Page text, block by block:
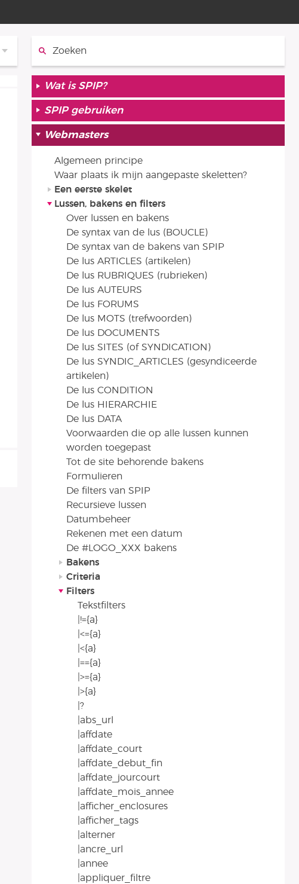
Wat is SPIP?
SPIP gebruiken
Webmasters
Algemeen principe
Waar plaats ik mijn aangepaste skeletten?
Een eerste skelet
Lussen, bakens en filters
Over lussen en bakens
De syntax van de lus (BOUCLE)
De syntax van de bakens van SPIP
De lus ARTICLES (artikelen)
De lus RUBRIQUES (rubrieken)
De lus AUTEURS
De lus FORUMS
De lus MOTS (trefwoorden)
De lus DOCUMENTS
De lus SITES (of SYNDICATION)
De lus SYNDIC_ARTICLES (gesyndiceerde
artikelen)
De lus CONDITION
De lus HIERARCHIE
De lus DATA
Voorwaarden die op alle lussen kunnen
worden toegepast
Tot de site behorende bakens
Formulieren
De filters van SPIP
Recursieve lussen
Datumbeheer
Rekenen met een datum
De #LOGO_XXX bakens
Bakens
Criteria
Filters
Tekstfilters
|!={a}
|<={a}
|<{a}
|=={a}
|>={a}
|>{a}
|?
|abs_url
|affdate
|affdate_court
|affdate_debut_fin
|affdate_jourcourt
|affdate_mois_annee
|afficher_enclosures
|afficher_tags
|alterner
|ancre_url
|annee
|appliquer_filtre